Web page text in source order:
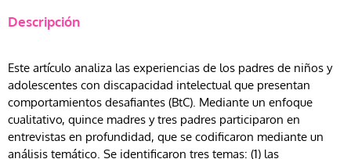
Descripción
Este artículo analiza las experiencias de los padres de niños y
adolescentes con discapacidad intelectual que presentan
comportamientos desafiantes (BtC). Mediante un enfoque
cualitativo, quince madres y tres padres participaron en
entrevistas en profundidad, que se codificaron mediante un
análisis temático. Se identificaron tres temas: (1) las